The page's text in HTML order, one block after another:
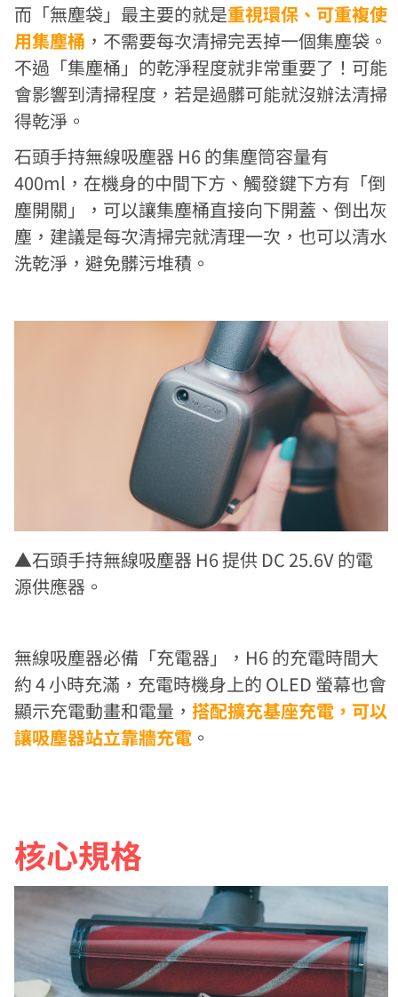
而「無塵袋」最主要的就是重視環保、可重複使
用集塵桶 ，不需要每次清掃完丟掉一個集塵袋。
不過「集塵桶」的乾淨程度就非常重要了！可能
會影響到清掃程度，若是過髒可能就沒辦法清掃
得乾淨。
石頭手持無線吸塵器 H6 的集塵筒容量有
400ml，在機身的中間下方、觸發鍵下方有「倒
塵開關」，可以讓集塵桶直接向下開蓋、倒出灰
塵，建議是每次清掃完就清理一次，也可以清水
洗乾淨，避免髒污堆積。
▲石頭手持無線吸塵器 H6 提供 DC 25.6V 的電
源供應器。
無線吸塵器必備「充電器」，H6 的充電時間大
約 4 小時充滿，充電時機身上的 OLED 螢幕也會
顯示充電動畫和電量，搭配擴充基座充電，可以
讓吸塵器站立靠牆充電 。
核心規格